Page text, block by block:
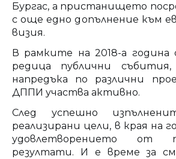
Бургас, а пристанището
с още едно допълнение към
визия.
В рамките на 2018-а година
редица публични
напредъка по различни
ДППИ участва активно.
След успешно
реализирани цели, в края на
удовлетворението от
резултати. И е време за